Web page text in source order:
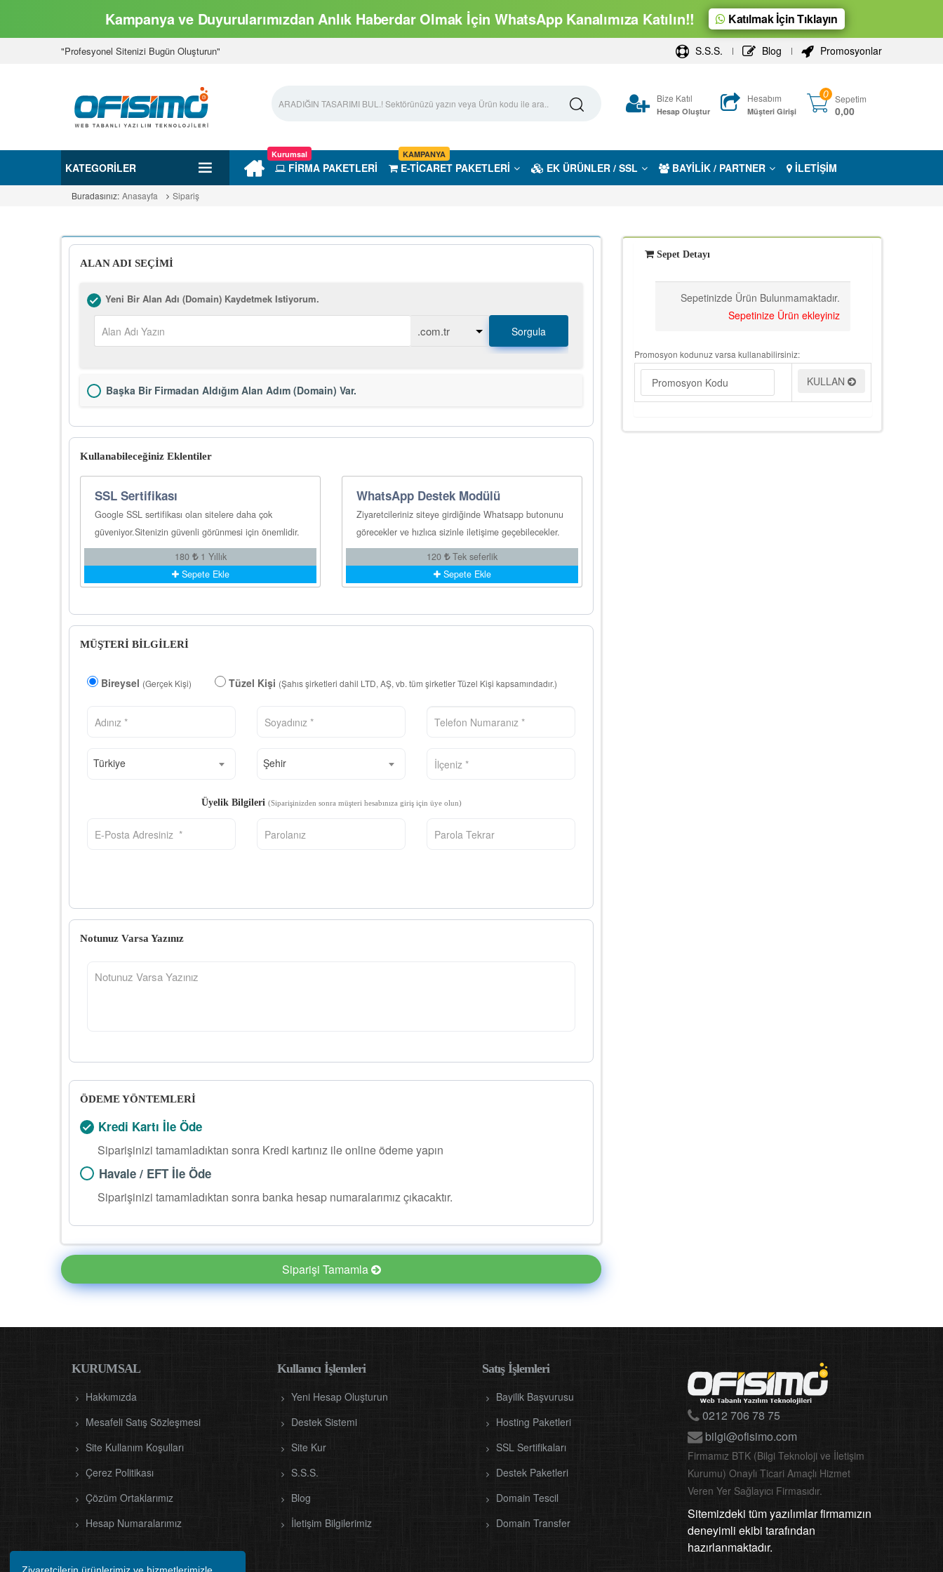
Ziyaretçilerin ürünlerimiz ve hizmetlerimizle
Kampanya ve Duyurularımızdan Anlık Haberdar Olmak İçin WhatsApp Kanalımıza Katılın!! Katılmak İçin Tıklayın
"Profesyonel Sitenizi Bugün Oluşturun" S.S.S. Blog Promosyonlar
Bize Katıl
Hesap Oluştur
Hesabım
Müşteri Girişi
0 Sepetim
0,00
KATEGORILER FİRMA PAKETLERİ
Kurumsal
E-TİCARET PAKETLERİ
KAMPANYA
EK ÜRÜNLER / SSL BAYİLİK / PARTNER İLETİŞİM
Buradasınız: Anasayfa Sipariş
Sepet Detayı
Sepetinizde Ürün Bulunmamaktadır.
Sepetinize Ürün ekleyiniz
Promosyon kodunuz varsa kullanabilirsiniz:
KULLAN
ALAN ADI SEÇİMİ
Yeni Bir Alan Adı (Domain) Kaydetmek Istiyorum.
Sorgula
Başka Bir Firmadan Aldığım Alan Adım (Domain) Var.
Kullanabileceğiniz Eklentiler
SSL Sertifikası
Google SSL sertifikası olan sitelere daha çok
güveniyor.Sitenizin güvenli görünmesi için önemlidir.
180
1 Yıllık
Sepete Ekle
WhatsApp Destek Modülü
Ziyaretcileriniz siteye girdiğinde Whatsapp butonunu
görecekler ve hızlıca sizinle iletişime geçebilecekler.
120
Tek seferlik
Sepete Ekle
MÜŞTERİ BİLGİLERİ
Bireysel (Gerçek Kişi) Tüzel Kişi (Şahıs şirketleri dahil LTD, AŞ, vb. tüm şirketler Tüzel Kişi kapsamındadır.)
Türkiye Şehir
Üyelik Bilgileri (Siparişinizden sonra müşteri hesabınıza giriş için üye olun)
Notunuz Varsa Yazınız
ÖDEME YÖNTEMLERİ
Kredi Kartı İle Öde
Siparişinizi tamamladıktan sonra Kredi kartınız ile online ödeme yapın
Havale / EFT İle Öde
Siparişinizi tamamladıktan sonra banka hesap numaralarımız çıkacaktır.
Siparişi Tamamla
KURUMSAL
Hakkımızda
Mesafeli Satış Sözleşmesi
Site Kullanım Koşulları
Çerez Politikası
Çözüm Ortaklarımız
Hesap Numaralarımız
Kullanıcı İşlemleri
Yeni Hesap Oluşturun
Destek Sistemi
Site Kur
S.S.S.
Blog
İletişim Bilgilerimiz
Satış İşlemleri
Bayilik Başvurusu
Hosting Paketleri
SSL Sertifikaları
Destek Paketleri
Domain Tescil
Domain Transfer
0212 706 78 75
bilgi@ofisimo.com
Firmamız BTK (Bilgi Teknoloji ve İletişim
Kurumu) Onaylı Ticari Amaçlı Hizmet
Veren Yer Sağlayıcı Firmasıdır.
Sitemizdeki tüm yazılımlar firmamızın
deneyimli ekibi tarafından
hazırlanmaktadır.